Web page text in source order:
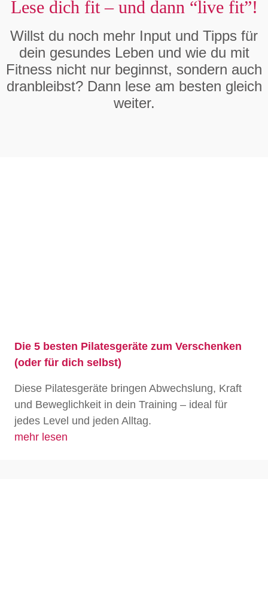
Lese dich fit – und dann “live fit”!
Willst du noch mehr Input und Tipps für
dein gesundes Leben und wie du mit
Fitness nicht nur beginnst, sondern auch
dranbleibst? Dann lese am besten gleich
weiter.
Die 5 besten Pilatesgeräte zum Verschenken
(oder für dich selbst)
Diese Pilatesgeräte bringen Abwechslung, Kraft
und Beweglichkeit in dein Training – ideal für
jedes Level und jeden Alltag.
mehr lesen